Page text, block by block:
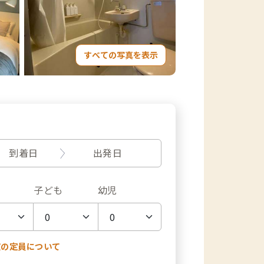
すべての写真を表示
到着日 出発日
子ども 幼児
定員について